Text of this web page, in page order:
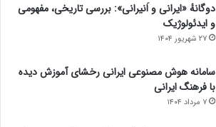
دوگانهٔ «ایرانی و اَنیرانی»: بررسی تاریخی، مفهومی
و ایدئولوژیک
۲۷ شهریور ۱۴۰۴
سامانه هوش مصنوعی ایرانی رخشای آموزش دیده
با فرهنگ ایرانی
۷ مرداد ۱۴۰۴